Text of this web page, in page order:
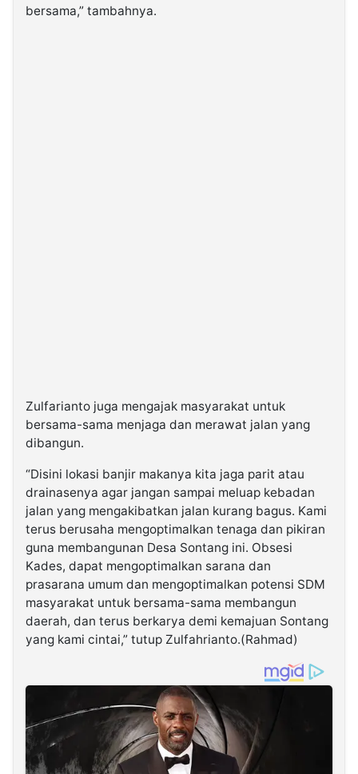
bersama,” tambahnya.
Zulfarianto juga mengajak masyarakat untuk
bersama-sama menjaga dan merawat jalan yang
dibangun.
“Disini lokasi banjir makanya kita jaga parit atau
drainasenya agar jangan sampai meluap kebadan
jalan yang mengakibatkan jalan kurang bagus. Kami
terus berusaha mengoptimalkan tenaga dan pikiran
guna membangunan Desa Sontang ini. Obsesi
Kades, dapat mengoptimalkan sarana dan
prasarana umum dan mengoptimalkan potensi SDM
masyarakat untuk bersama-sama membangun
daerah, dan terus berkarya demi kemajuan Sontang
yang kami cintai,” tutup Zulfahrianto.(Rahmad)